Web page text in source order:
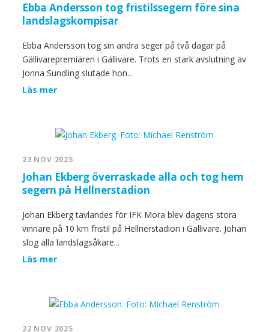
Ebba Andersson tog fristilssegern före sina
landslagskompisar
Ebba Andersson tog sin andra seger på två dagar på
Gällivarepremiären i Gällivare. Trots en stark avslutning av
Jonna Sundling slutade hon...
Läs mer
23 NOV 2025
Johan Ekberg överraskade alla och tog hem
segern på Hellnerstadion
Johan Ekberg tävlandes för IFK Mora blev dagens stora
vinnare på 10 km fristil på Hellnerstadion i Gällivare. Johan
slog alla landslagsåkare...
Läs mer
22 NOV 2025